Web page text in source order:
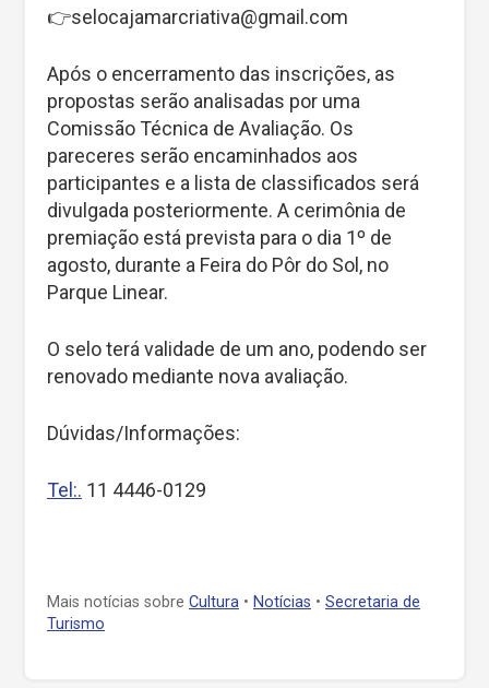
👉selocajamarcriativa@gmail.com
Após o encerramento das inscrições, as
propostas serão analisadas por uma
Comissão Técnica de Avaliação. Os
pareceres serão encaminhados aos
participantes e a lista de classificados será
divulgada posteriormente. A cerimônia de
premiação está prevista para o dia 1º de
agosto, durante a Feira do Pôr do Sol, no
Parque Linear.
O selo terá validade de um ano, podendo ser
renovado mediante nova avaliação.
Dúvidas/Informações:
Tel:. 11 4446-0129
Mais notícias sobre Cultura • Notícias • Secretaria de
Turismo